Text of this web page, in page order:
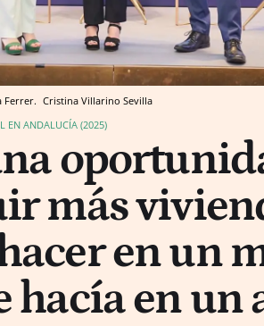
Ferrer. Cristina Villarino Sevilla
EN ANDALUCÍA (2025)
más
en un
hacía en un